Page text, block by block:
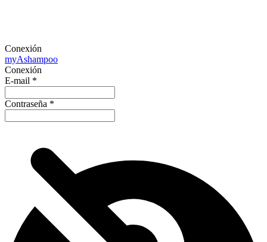
Conexión
myAshampoo
Conexión
E-mail *
Contraseña *